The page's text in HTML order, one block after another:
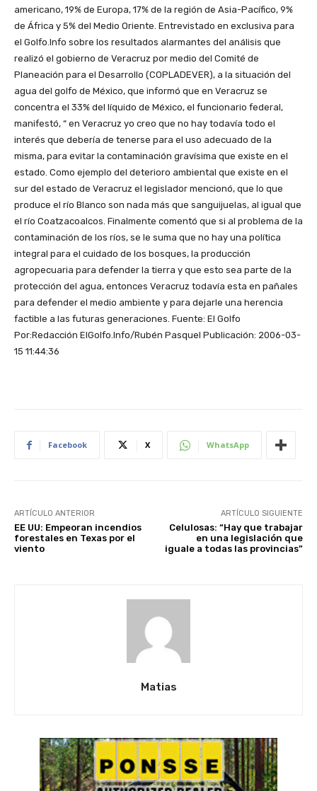
americano, 19% de Europa, 17% de la región de Asia-Pacífico, 9%
de África y 5% del Medio Oriente. Entrevistado en exclusiva para
el Golfo.Info sobre los resultados alarmantes del análisis que
realizó el gobierno de Veracruz por medio del Comité de
Planeación para el Desarrollo (COPLADEVER), a la situación del
agua del golfo de México, que informó que en Veracruz se
concentra el 33% del líquido de México, el funcionario federal,
manifestó, “ en Veracruz yo creo que no hay todavía todo el
interés que debería de tenerse para el uso adecuado de la
misma, para evitar la contaminación gravísima que existe en el
estado. Como ejemplo del deterioro ambiental que existe en el
sur del estado de Veracruz el legislador mencionó, que lo que
produce el río Blanco son nada más que sanguijuelas, al igual que
el río Coatzacoalcos. Finalmente comentó que si al problema de la
contaminación de los ríos, se le suma que no hay una política
integral para el cuidado de los bosques, la producción
agropecuaria para defender la tierra y que esto sea parte de la
protección del agua, entonces Veracruz todavía esta en pañales
para defender el medio ambiente y para dejarle una herencia
factible a las futuras generaciones. Fuente: El Golfo
Por:Redacción ElGolfo.Info/Rubén Pasquel Publicación: 2006-03-
15 11:44:36
Facebook X WhatsApp
ARTÍCULO ANTERIOR
EE UU: Empeoran incendios
forestales en Texas por el
viento
ARTÍCULO SIGUIENTE
Celulosas: “Hay que trabajar
en una legislación que
iguale a todas las provincias”
Matias